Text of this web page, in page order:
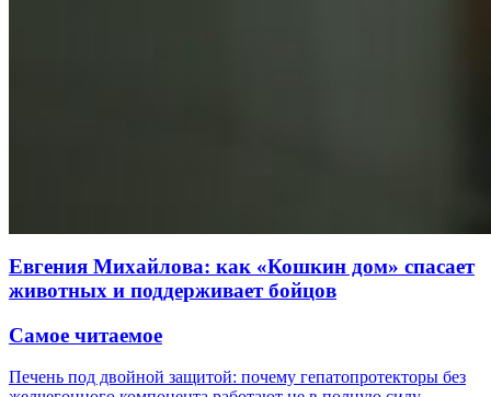
Евгения Михайлова: как «Кошкин дом» спасает
животных и поддерживает бойцов
Самое читаемое
Печень под двойной защитой: почему гепатопротекторы без